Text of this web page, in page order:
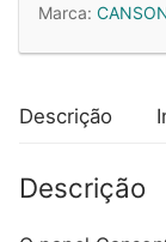
e
Acrílico
290gr
Fls
Marca:
Descrição
Descrição